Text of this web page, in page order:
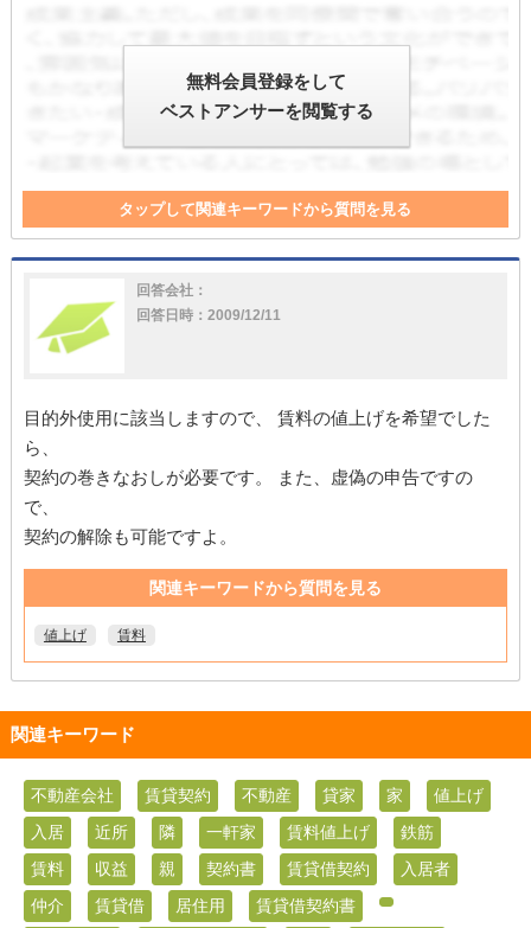
無料会員登録をして
ベストアンサーを閲覧する
タップして関連キーワードから質問を見る
不動産会社 契約書 賃貸借契約 不動産 入居者
仲介
回答会社：
回答日時：2009/12/11
目的外使用に該当しますので、 賃料の値上げを希望でした
ら、
契約の巻きなおしが必要です。 また、虚偽の申告ですの
で、
契約の解除も可能ですよ。
関連キーワードから質問を見る
値上げ 賃料
関連キーワード
不動産会社 賃貸契約 不動産 貸家 家
値上げ
入居
近所 隣 一軒家 賃料値上げ
鉄筋
賃料
収益 親 契約書 賃貸借契約
入居者
仲介
賃貸借 居住用 賃貸借契約書